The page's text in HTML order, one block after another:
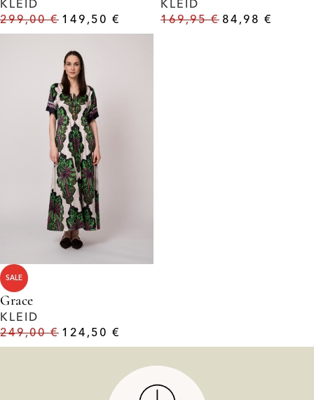
KLEID
299,00€ 149,50€
KLEID
169,95€ 84,98€
SALE
Grace
KLEID
249,00€ 124,50€